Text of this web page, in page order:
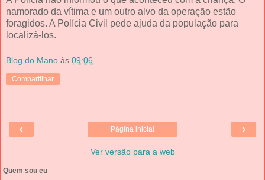
namorado da vítima e um outro alvo da operação estão
foragidos. A Polícia Civil pede ajuda da população para
localizá-los.
Blog do Mano às 09:06
Compartilhar
‹ ›
Página inicial
Ver versão para a web
Quem sou eu